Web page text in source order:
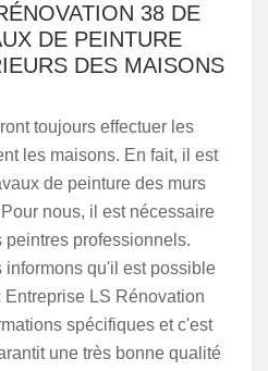
38 DE
DE PEINTURE
DES MAISONS
toujours effectuer les
les maisons. En fait, il est
de peinture des murs
nous, il est nécessaire
professionnels.
informons qu'il est possible
LS Rénovation
spécifiques et c'est
une très bonne qualité